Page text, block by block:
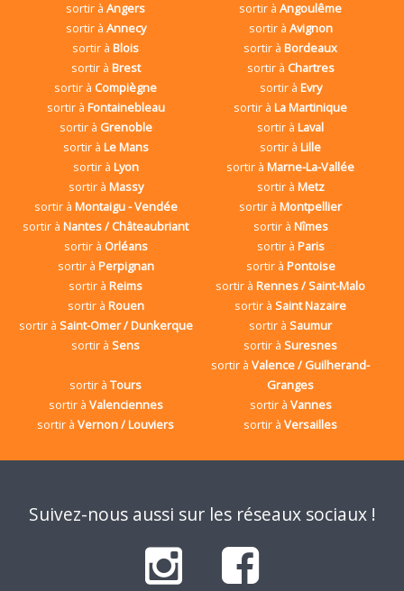
sortir àAngers sortir àAngoulême
sortir à Annecy sortir à Avignon
sortir àBlois sortir àBordeaux
sortir à Brest sortir à Chartres
sortir à Compiègne sortir à Evry
sortir à Fontainebleau sortir àLa Martinique
sortir à Grenoble sortir àLaval
sortir à Le Mans sortir àLille
sortir à Lyon sortir àMarne-La-Vallée
sortir à Massy sortir à Metz
sortir à Montaigu - Vendée sortir àMontpellier
sortir àNantes / Châteaubriant sortir à Nîmes
sortir à Orléans sortir à Paris
sortir à Perpignan sortir à Pontoise
sortir àReims sortir àRennes / Saint-Malo
sortir à Rouen sortir àSaint Nazaire
sortir à Saint-Omer / Dunkerque sortir àSaumur
sortir àSens sortir àSuresnes
sortir àTours
sortir àValence / Guilherand-
Granges
sortir à Valenciennes sortir à Vannes
sortir àVernon / Louviers sortir àVersailles
Suivez-nous aussi sur les réseaux sociaux !